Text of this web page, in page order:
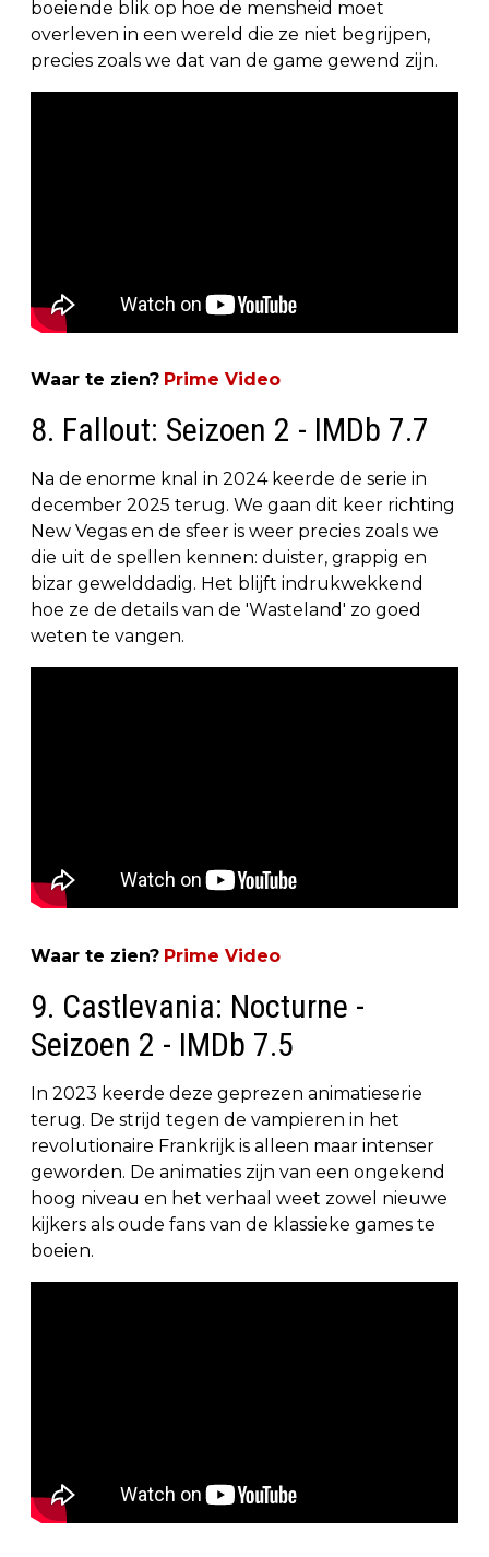
boeiende blik op hoe de mensheid moet
overleven in een wereld die ze niet begrijpen,
precies zoals we dat van de game gewend zijn.
Waar te zien? Prime Video
8. Fallout: Seizoen 2 - IMDb 7.7
Na de enorme knal in 2024 keerde de serie in
december 2025 terug. We gaan dit keer richting
New Vegas en de sfeer is weer precies zoals we
die uit de spellen kennen: duister, grappig en
bizar gewelddadig. Het blijft indrukwekkend
hoe ze de details van de 'Wasteland' zo goed
weten te vangen.
Waar te zien? Prime Video
9. Castlevania: Nocturne -
Seizoen 2 - IMDb 7.5
In 2023 keerde deze geprezen animatieserie
terug. De strijd tegen de vampieren in het
revolutionaire Frankrijk is alleen maar intenser
geworden. De animaties zijn van een ongekend
hoog niveau en het verhaal weet zowel nieuwe
kijkers als oude fans van de klassieke games te
boeien.